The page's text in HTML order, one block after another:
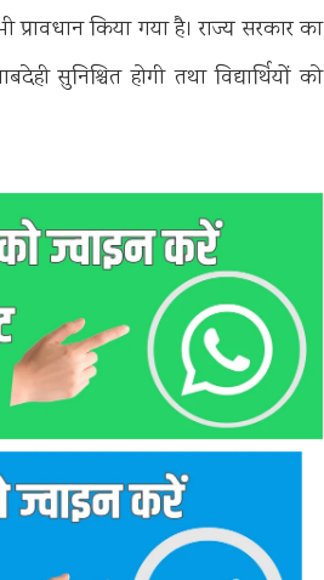
किया गया है। राज्य सरकार का
सुनिश्चित होगी तथा विद्यार्थियों को